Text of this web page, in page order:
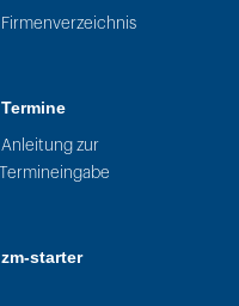
Firmenverzeichnis
Termine
Anleitung zur
Termineingabe
zm-starter